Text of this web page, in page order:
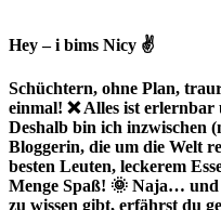
Hey – i bims Nicy ✌
Schüchtern, ohne Plan,
einmal! ❌ Alles ist erlernbar
Deshalb bin ich inzwischen
Bloggerin, die um die Welt
besten Leuten, leckerem
Menge Spaß! 🌞 Naja… und
zu wissen gibt, erfährst du